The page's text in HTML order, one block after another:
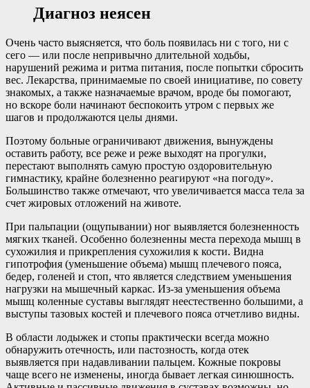
Диагноз неясен
Очень часто выясняется, что боль появилась ни с того, ни с
сего — или после непривычно длительной ходьбы,
нарушений режима и ритма питания, после попытки сбросить
вес. Лекарства, принимаемые по своей инициативе, по совету
знакомых, а также назначаемые врачом, вроде бы помогают,
но вскоре боли начинают беспокоить утром с первых же
шагов и продолжаются целы днями.
Поэтому больные ограничивают движения, вынуждены
оставить работу, все реже и реже выходят на прогулки,
перестают выполнять самую простую оздоровительную
гимнастику, крайне болезненно реагируют «на погоду».
Большинство также отмечают, что увеличивается масса тела за
счет жировых отложений на животе.
При пальпации (ощупывании) ног выявляется болезненность
мягких тканей. Особенно болезненны места перехода мышц в
сухожилия и прикрепления сухожилия к кости. Видна
гипотрофия (уменьшение объема) мышц плечевого пояса,
бедер, голеней и стоп, что является следствием уменьшения
нагрузки на мышечный каркас. Из-за уменьшения объема
мышц коленные суставы выглядят неестественно большими, а
выступы тазовых костей и плечевого пояса отчетливо видны.
В области лодыжек и стопы практически всегда можно
обнаружить отечность, или пастозность, когда отек
выявляется при надавливании пальцем. Кожные покровы
чаще всего не изменены, иногда бывает легкая синюшность.